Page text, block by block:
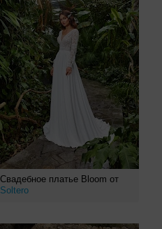
Свадебное платье Bloom от
Soltero